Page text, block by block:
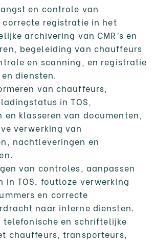
en controle van
correcte registratie in het
archivering van CMR’s en
begeleiding van chauffeurs
en scanning, en registratie
diensten.
van chauffeurs,
in TOS,
klasseren van documenten,
verwerking van
nachtleveringen en
van controles, aanpassen
in TOS, foutloze verwerking
en correcte
naar interne diensten.
telefonische en schriftelijke
chauffeurs, transporteurs,